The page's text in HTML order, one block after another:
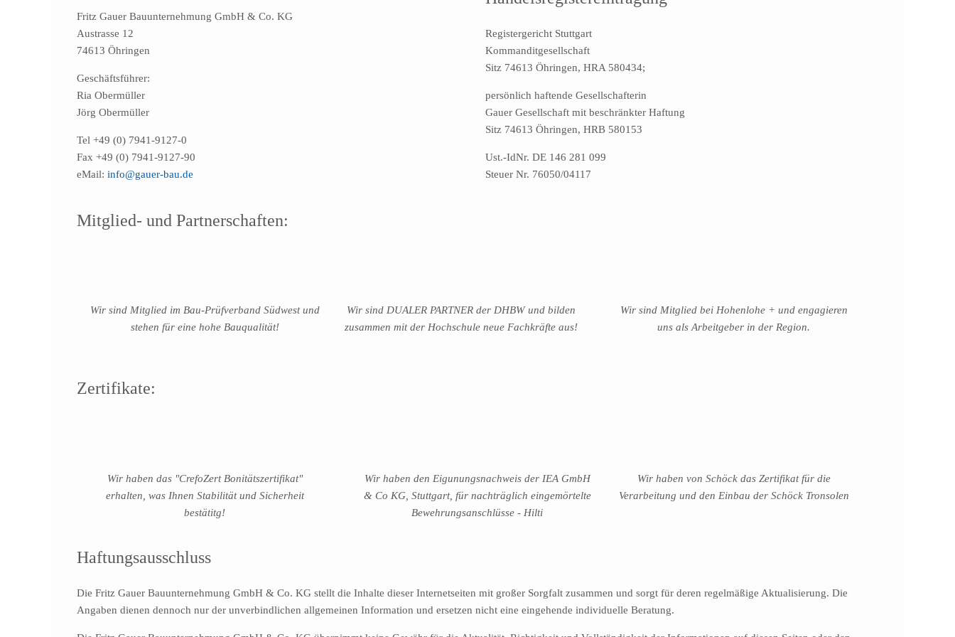
Fritz Gauer Bauunternehmung GmbH & Co. KG
Austrasse 12
74613 Öhringen
Geschäftsführer:
Ria Obermüller
Jörg Obermüller
Tel +49 (0) 7941-9127-0
Fax +49 (0) 7941-9127-90
eMail: info@gauer-bau.de
Registergericht Stuttgart
Kommanditgesellschaft
Sitz 74613 Öhringen, HRA 580434;
persönlich haftende Gesellschafterin
Gauer Gesellschaft mit beschränkter Haftung
Sitz 74613 Öhringen, HRB 580153
Ust.-IdNr. DE 146 281 099
Steuer Nr. 76050/04117
Mitglied- und Partnerschaften:
Wir sind Mitglied im Bau-Prüfverband Südwest und
stehen für eine hohe Bauqualität!
Wir sind DUALER PARTNER der DHBW und bilden
zusammen mit der Hochschule neue Fachkräfte aus!
Wir sind Mitglied bei Hohenlohe + und engagieren
uns als Arbeitgeber in der Region.
Zertifikate:
Wir haben das "CrefoZert Bonitätszertifikat"
erhalten, was Ihnen Stabilität und Sicherheit
bestätitg!
Wir haben den Eigunungsnachweis der IEA GmbH
& Co KG, Stuttgart, für nachträglich eingemörtelte
Bewehrungsanschlüsse - Hilti
Wir haben von Schöck das Zertifikat für die
Verarbeitung und den Einbau der Schöck Tronsolen
Haftungsausschluss
Die Fritz Gauer Bauunternehmung GmbH & Co. KG stellt die Inhalte dieser Internetseiten mit großer Sorgfalt zusammen und sorgt für deren regelmäßige Aktualisierung. Die
Angaben dienen dennoch nur der unverbindlichen allgemeinen Information und ersetzen nicht eine eingehende individuelle Beratung.